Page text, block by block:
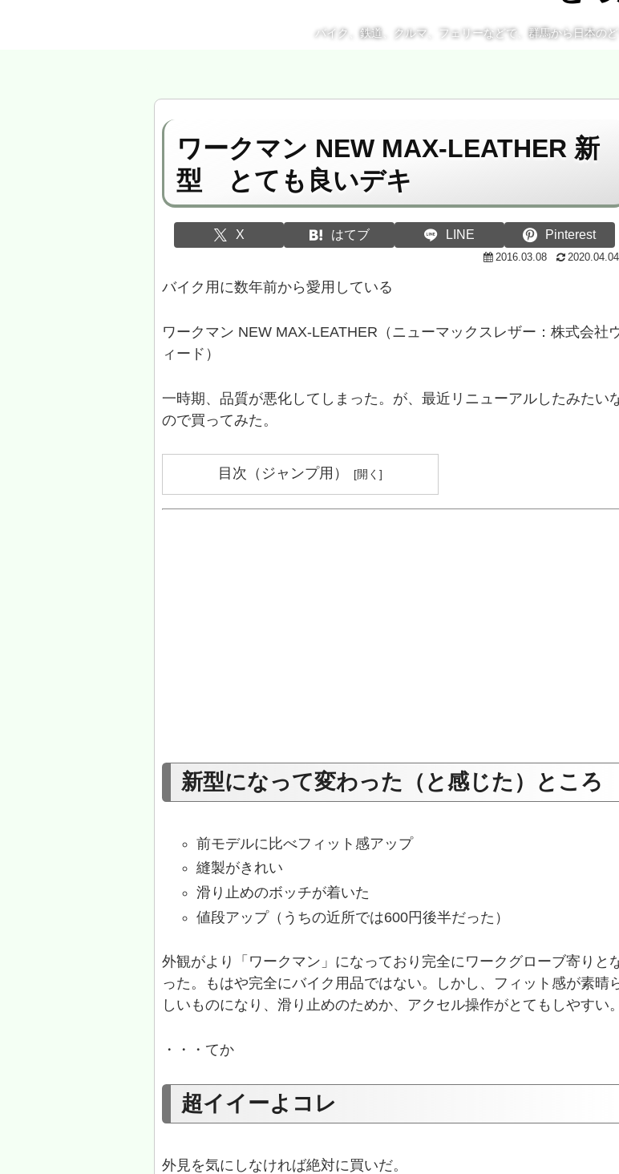
バイク、鉄道、クルマ、フェリーなどで、群馬から日本の
ワークマン NEW MAX-LEATHER 新
型 とても良いデキ
X はてブ LINE Pinterest
2016.03.08 2020.04.04
バイク用に数年前から愛用している
ワークマン NEW MAX-LEATHER（ニューマックスレザー：株式会社
ィード）
一時期、品質が悪化してしまった。が、最近リニューアルしたみたい
ので買ってみた。
目次（ジャンプ用）
新型になって変わった（と感じた）ところ
前モデルに比べフィット感アップ
縫製がきれい
滑り止めのボッチが着いた
値段アップ（うちの近所では600円後半だった）
外観がより「ワークマン」になっており完全にワークグローブ寄りと
った。もはや完全にバイク用品ではない。しかし、フィット感が素晴
しいものになり、滑り止めのためか、アクセル操作がとてもしやすい。
・・・てか
超イイーよコレ
外見を気にしなければ絶対に買いだ。